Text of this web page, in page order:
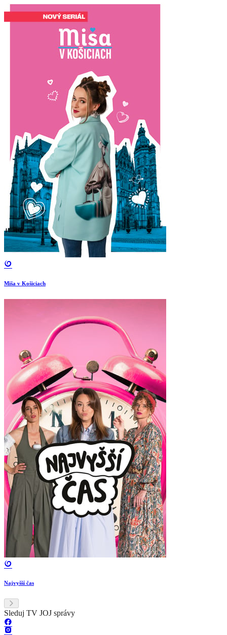
Miša v Košiciach
Najvyšší čas
Sleduj TV JOJ správy